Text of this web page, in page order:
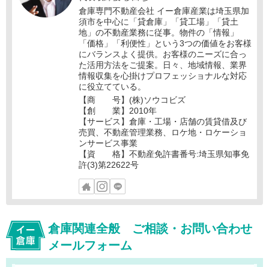
倉庫専門不動産会社 イー倉庫産業は埼玉県加
須市を中心に「貸倉庫」「貸工場」「貸土
地」の不動産業務に従事。物件の「情報」
「価格」「利便性」という3つの価値をお客様
にバランスよく提供。お客様のニーズに合っ
た活用方法をご提案。日々、地域情報、業界
情報収集を心掛けプロフェッショナルな対応
に役立てている。
【商 号】(株)ソウコビズ
【創 業】2010年
【サービス】倉庫・工場・店舗の賃貸借及び
売買、不動産管理業務、ロケ地・ロケーショ
ンサービス事業
【資 格】不動産免許書番号:埼玉県知事免
許(3)第22622号
倉庫関連全般 ご相談・お問い合わせ
メールフォーム